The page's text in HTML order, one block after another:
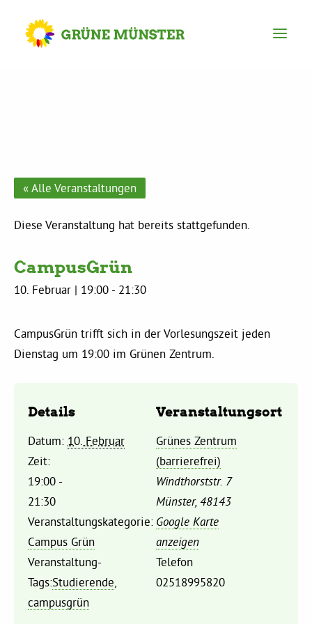
Kreisgeschäftsstelle
Mitgliederversammlung
Ortsverbände
Satzung
Personen
Sylvia Rietenberg, MdB
Dorothea Deppermann, MdL
Josefine Paul, MdL
Robin Korte, MdL
« Alle Veranstaltungen
Diese Veranstaltung hat bereits stattgefunden.
CampusGrün
10. Februar | 19:00 - 21:30
CampusGrün trifft sich in der Vorlesungszeit jeden
Dienstag um 19:00 im Grünen Zentrum.
Details
Datum: 10. Februar
Zeit:
19:00 -
21:30
Veranstaltungskategorie:
Campus Grün
Veranstaltung-
Tags:Studierende
campusgrün
Veranstaltungsort
Grünes Zentrum
(barrierefrei)
Windthorststr. 7
Münster, 48143
Google Karte
anzeigen
Telefon
02518995820